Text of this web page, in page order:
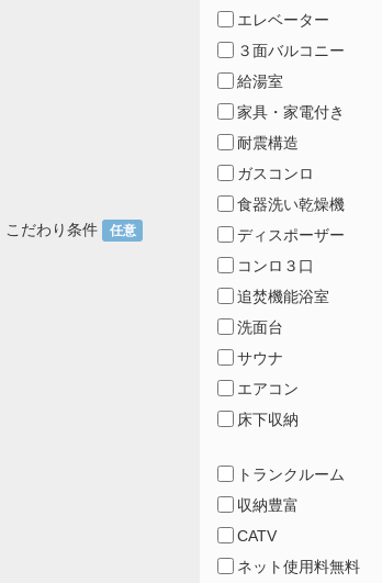
こだわり条件 任意
エレベーター
３面バルコニー
給湯室
家具・家電付き
耐震構造
ガスコンロ
食器洗い乾燥機
ディスポーザー
コンロ３口
追焚機能浴室
洗面台
サウナ
エアコン
床下収納
トランクルーム
収納豊富
CATV
ネット使用料無料